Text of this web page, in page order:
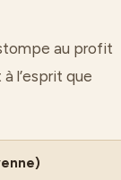
au profit
l’esprit que